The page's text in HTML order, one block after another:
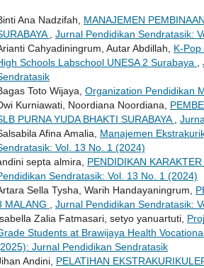
Ana Nadzifah, MANAJEMEN
Jurnal Pendidikan Sendratasik:
Cahyadiningrum, Autar Abdillah, K-
Schools Labschool UNESA 2 Surabaya
Toto Wijaya, Organization Pendidikan
Kurniawati, Noordiana Noordiana,
PURNA YUDA BHAKTI SURABAYA
Afina Amalia, Manajemen
Vol. 13 No. 1 (2024)
septa almira, PENDIDIKAN
Sendratasik: Vol. 13 No. 1 (2024)
Sella Tysha, Warih Handayaningrum,
MALANG
Jurnal Pendidikan Sendratasik:
Zalia Fatmasari, setyo yanuartuti,
Students at Brawijaya Health
Jurnal Pendidikan Sendratasik
Andini, PELATIHAN